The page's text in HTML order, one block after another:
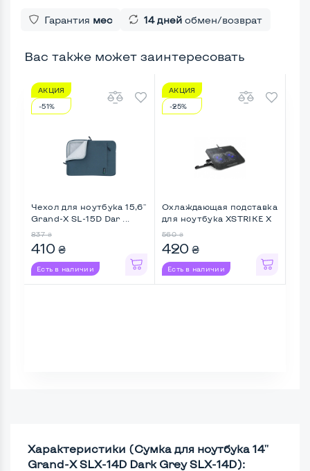
Гарантия мес 14 дней обмен/возврат
Вас также может заинтересовать
АКЦИЯ
-51%
Чехол для ноутбука 15,6''
Grand-X SL-15D Dar ...
837 ₴
410 ₴
Есть в наличии
АКЦИЯ
-25%
Охлаждающая подставка
для ноутбука XSTRIKE X
560 ₴
420 ₴
Есть в наличии
Характеристики (Сумка для ноутбука 14''
Grand-X SLX-14D Dark Grey SLX-14D):